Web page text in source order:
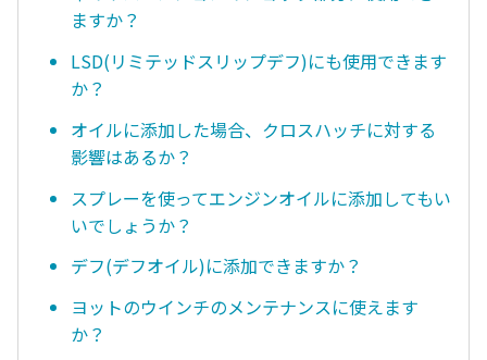
ますか？
LSD(リミテッドスリップデフ)にも使用できます
か？
オイルに添加した場合、クロスハッチに対する
影響はあるか？
スプレーを使ってエンジンオイルに添加してもい
いでしょうか？
デフ(デフオイル)に添加できますか？
ヨットのウインチのメンテナンスに使えます
か？